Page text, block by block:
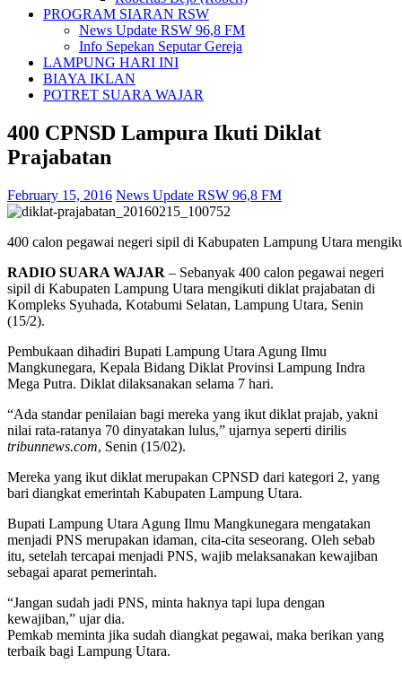
PROGRAM SIARAN RSW
News Update RSW 96,8 FM
Info Sepekan Seputar Gereja
LAMPUNG HARI INI
BIAYA IKLAN
POTRET SUARA WAJAR
400 CPNSD Lampura Ikuti Diklat
Prajabatan
February 15, 2016 News Update RSW 96,8 FM
400 calon pegawai negeri sipil di Kabupaten Lampung Utara
RADIO SUARA WAJAR – Sebanyak 400 calon pegawai negeri
sipil di Kabupaten Lampung Utara mengikuti diklat prajabatan di
Kompleks Syuhada, Kotabumi Selatan, Lampung Utara, Senin
(15/2).
Pembukaan dihadiri Bupati Lampung Utara Agung Ilmu
Mangkunegara, Kepala Bidang Diklat Provinsi Lampung Indra
Mega Putra. Diklat dilaksanakan selama 7 hari.
“Ada standar penilaian bagi mereka yang ikut diklat prajab, yakni
nilai rata-ratanya 70 dinyatakan lulus,” ujarnya seperti dirilis
tribunnews.com, Senin (15/02).
Mereka yang ikut diklat merupakan CPNSD dari kategori 2, yang
bari diangkat emerintah Kabupaten Lampung Utara.
Bupati Lampung Utara Agung Ilmu Mangkunegara mengatakan
menjadi PNS merupakan idaman, cita-cita seseorang. Oleh sebab
itu, setelah tercapai menjadi PNS, wajib melaksanakan kewajiban
sebagai aparat pemerintah.
“Jangan sudah jadi PNS, minta haknya tapi lupa dengan
kewajiban,” ujar dia.
Pemkab meminta jika sudah diangkat pegawai, maka berikan yang
terbaik bagi Lampung Utara.